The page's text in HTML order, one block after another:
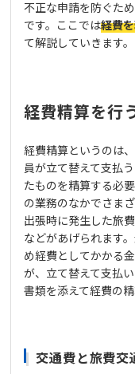
不正な申請を防ぐた
です。ここでは経費
て解説していきます。
経費精算を行
経費精算というのは
員が立て替えて支払
たものを精算する必
の業務のなかでさま
出張時に発生した旅
などがあげられます
め経費としてかかる
が、立て替えて支払
書類を添えて経費の
交通費と旅費交